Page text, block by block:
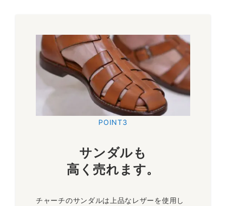
POINT3
サンダルも
高く売れます。
チャーチのサンダルは上品なレザーを使用し